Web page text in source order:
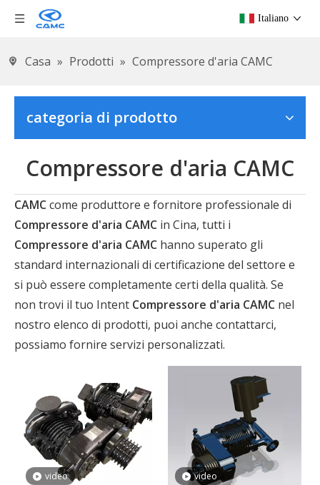
Italiano
Casa » Prodotti » Compressore d'aria CAMC
categoria di prodotto
Compressore d'aria CAMC
CAMCcome produttore e fornitore professionale di
Compressore d'aria CAMC in Cina, tutti i
Compressore d'aria CAMC hanno superato gli
standard internazionali di certificazione del settore e
si può essere completamente certi della qualità. Se
non trovi il tuo Intent Compressore d'aria CAMC nel
nostro elenco di prodotti, puoi anche contattarci,
possiamo fornire servizi personalizzati.
video video